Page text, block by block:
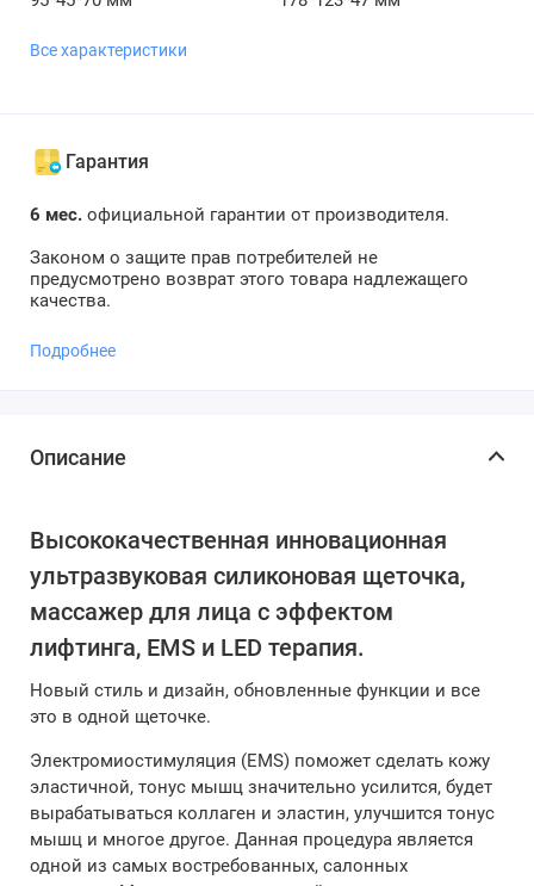
Все характеристики
Гарантия
6 мес. официальной гарантии от производителя.
Законом о защите прав потребителей не
предусмотрено возврат этого товара надлежащего
качества.
Подробнее
Описание
Высококачественная инновационная
ультразвуковая силиконовая щеточка,
массажер для лица с эффектом
лифтинга, EMS и LED терапия.
Новый стиль и дизайн, обновленные функции и все
это в одной щеточке.
Электромиостимуляция (EMS) поможет сделать кожу
эластичной, тонус мышц значительно усилится, будет
вырабатываться коллаген и эластин, улучшится тонус
мышц и многое другое. Данная процедура является
одной из самых востребованных, салонных